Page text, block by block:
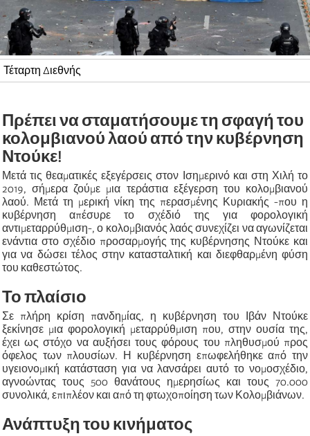
Τέταρτη Διεθνής
Πρέπει να σταματήσουμε τη σφαγή του
κολομβιανού λαού από την κυβέρνηση
Ντούκε!
Μετά τις θεαματικές εξεγέρσεις στον Ισημερινό και στη Χιλή το
2019, σήμερα ζούμε μια τεράστια εξέγερση του κολομβιανού
λαού. Μετά τη μερική νίκη της περασμένης Κυριακής -που η
κυβέρνηση απέσυρε το σχέδιό της για φορολογική
αντιμεταρρύθμιση-, ο κολομβιανός λαός συνεχίζει να αγωνίζεται
ενάντια στο σχέδιο προσαρμογής της κυβέρνησης Ντούκε και
για να δώσει τέλος στην κατασταλτική και διεφθαρμένη φύση
του καθεστώτος.
Το πλαίσιο
Σε πλήρη κρίση πανδημίας, η κυβέρνηση του Ιβάν Ντούκε
ξεκίνησε μια φορολογική μεταρρύθμιση που, στην ουσία της,
έχει ως στόχο να αυξήσει τους φόρους του πληθυσμού προς
όφελος των πλουσίων. Η κυβέρνηση επωφελήθηκε από την
υγειονομική κατάσταση για να λανσάρει αυτό το νομοσχέδιο,
αγνοώντας τους 500 θανάτους ημερησίως και τους 70.000
συνολικά, επιπλέον και από τη φτωχοποίηση των Κολομβιάνων.
Ανάπτυξη του κινήματος